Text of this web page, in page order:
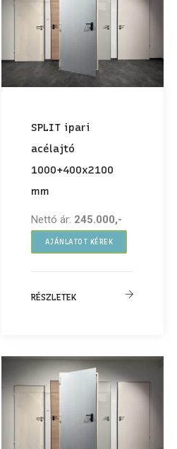
SPLIT ipari
acélajtó
1000+400x2100
mm
Nettó ár: 245.000,-
AJÁNLATOT KÉREK
RÉSZLETEK